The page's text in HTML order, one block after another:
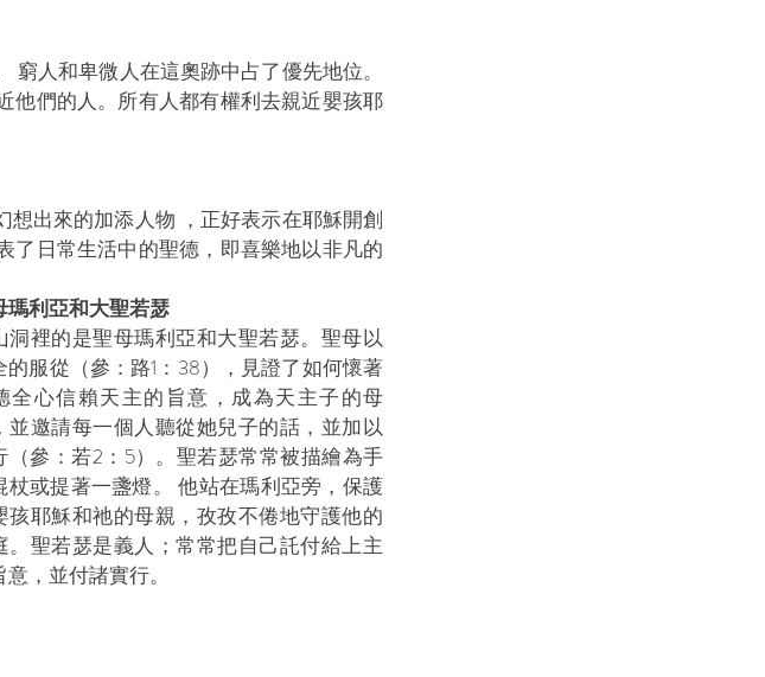
人和卑微人在這奧跡中占了優先地位。
他們的人。所有人都有權利去親近嬰孩耶
出來的加添人物 ，正好表示在耶穌開創
了日常生活中的聖德，即喜樂地以非凡的
瑪利亞和大聖若瑟
洞裡的是聖母瑪利亞和大聖若瑟。聖母以
的服從（參：路1：38），見證了如何懷著
全心信賴天主的旨意，成為天主子的母
並邀請每一個人聽從她兒子的話，並加以
（參：若2：5）。聖若瑟常常被描繪為手
杖或提著一盞燈。 他站在瑪利亞旁，保護
孩耶穌和祂的母親，孜孜不倦地守護他的
。聖若瑟是義人；常常把自己託付給上主
意，並付諸實行。